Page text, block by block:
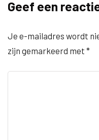
Geef een
Je e-mailadres wordt
zijn gemarkeerd met *